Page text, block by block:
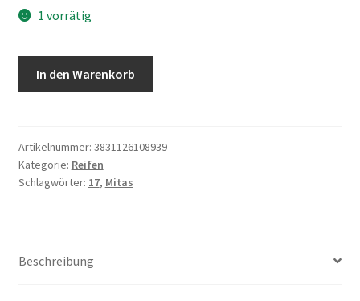
1 vorrätig
M+S
170/60
B
(Hinterreifen)
In den Warenkorb
Artikelnummer: 3831126108939
Kategorie: Reifen
Schlagwörter: 17, Mitas
Beschreibung